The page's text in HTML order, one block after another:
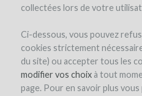
collectées lors de votre
Ci-dessous, vous pouvez
cookies strictement
du site) ou accepter tous les
modifier vos choixà tout
page. Pour en savoir plus
Château
PLANTATION DES
DE